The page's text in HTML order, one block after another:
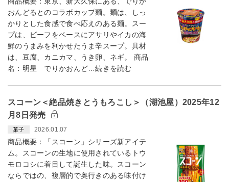
おんどるとのコラボカップ麺。麺は、しっ
かりとした食感で食べ応えのある麺。スー
プは、ビーフをベースにアサリやイカの海
鮮のうまみを利かせたうま辛スープ。具材
は、豆腐、カニカマ、うき卵、ネギ。 商品
名：明星 でりかおんど…続きを読む
スコーン＜絶品焼きとうもろこし＞（湖池屋）2025年12
月8日発売
菓子 2026.01.07
商品概要：「スコーン」シリーズ新アイテ
ム。スコーンの生地に使用されているトウ
モロコシに着目して誕生した味。スコーン
ならではの、複層的で奥行きのある味付け